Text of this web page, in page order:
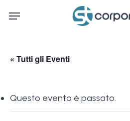
Menu
« Tutti gli Eventi
Questo evento è passato.